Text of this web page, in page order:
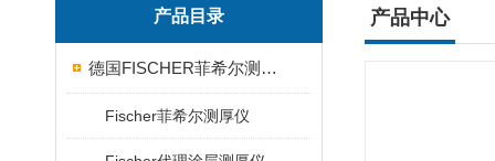
产品目录
德国FISCHER菲希尔测厚仪
Fischer菲希尔测厚仪
产品中心